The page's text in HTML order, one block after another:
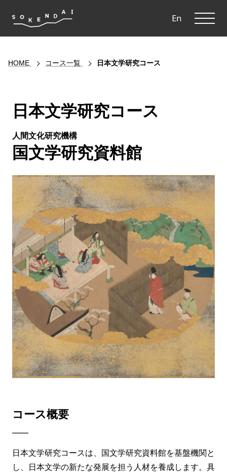
En
HOME コース一覧 日本文学研究コース
日本文学研究コース
人間文化研究機構
国文学研究資料館
コース概要
日本文学研究コースは、国文学研究資料館を基盤機関と
し、日本文学の新たな発展を担う人材を養成します。具